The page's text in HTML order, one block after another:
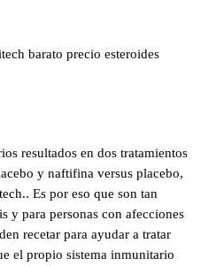
barato precio esteroides
resultados en dos tratamientos
y naftifina versus placebo,
Es por eso que son tan
y para personas con afecciones
recetar para ayudar a tratar
el propio sistema inmunitario